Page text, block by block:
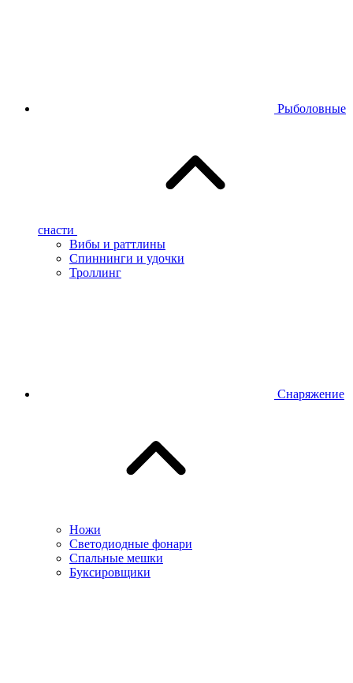
Рыболовные
снасти
Вибы и раттлины
Спиннинги и удочки
Троллинг
Снаряжение
Ножи
Светодиодные фонари
Спальные мешки
Буксировщики